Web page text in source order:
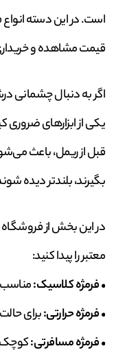
است. در این دسته انواع
قیمت مشاهده و
اگر به دنبال چشمانی
یکی از ابزارهای ضروری
قبل از ریمل، باعث
بگیرند، بلندتر دیده
در این بخش از فروشگاه
معتبر را پیدا کنید:
•فرمژه کلاسیک:مناسب
•فرمژه حرارتی:برای
•فرمژه مسافرتی:کوچک